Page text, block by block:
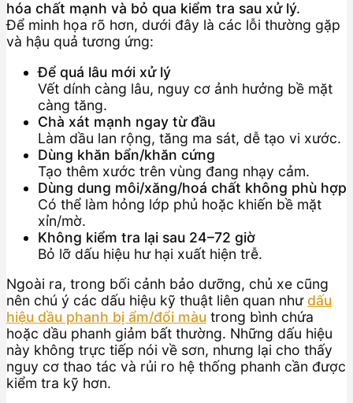
hóa chất mạnh và bỏ qua kiểm tra sau xử lý.
Để minh họa rõ hơn, dưới đây là các lỗi thường gặp
và hậu quả tương ứng:
Để quá lâu mới xử lý
Vết dính càng lâu, nguy cơ ảnh hưởng bề mặt
càng tăng.
Chà xát mạnh ngay từ đầu
Làm dầu lan rộng, tăng ma sát, dễ tạo vi xước.
Dùng khăn bẩn/khăn cứng
Tạo thêm xước trên vùng đang nhạy cảm.
Dùng dung môi/xăng/hoá chất không phù hợp
Có thể làm hỏng lớp phủ hoặc khiến bề mặt
xỉn/mờ.
Không kiểm tra lại sau 24–72 giờ
Bỏ lỡ dấu hiệu hư hại xuất hiện trễ.
Ngoài ra, trong bối cảnh bảo dưỡng, chủ xe cũng
nên chú ý các dấu hiệu kỹ thuật liên quan nhưdấu
hiệu dầu phanh bị ẩm/đổi màu trong bình chứa
hoặc dầu phanh giảm bất thường. Những dấu hiệu
này không trực tiếp nói về sơn, nhưng lại cho thấy
nguy cơ thao tác và rủi ro hệ thống phanh cần được
kiểm tra kỹ hơn.